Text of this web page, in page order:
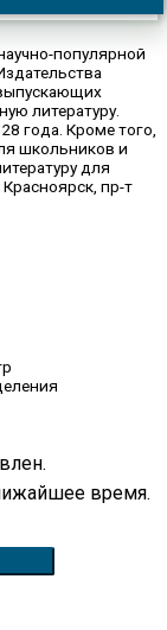
популярной
литературу.
года. Кроме того,
школьников и
для
пр-т
время.